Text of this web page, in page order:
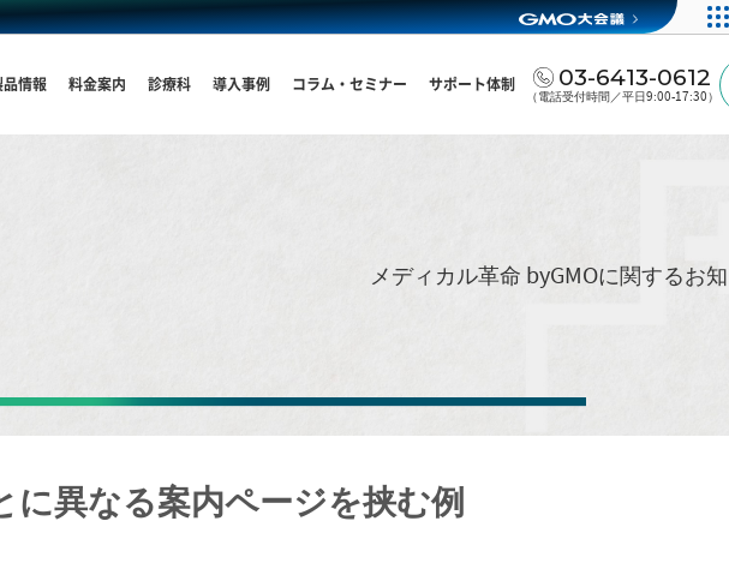
品情報 料金案内 診療科 導入事例 コラム・セミナー サポート体制 03-6413-0612
（電話受付時間／平日9:00-17:30）
メディカル革命 byGMOに関するお
異なる案内ページを挟む例